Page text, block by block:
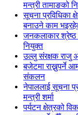
मन्त्री तामाङको
सूचना प्रविधिका
बनाउने काम
जनकलाकार
नियुक्त
उल्लु संरक्षक राजु
बजेटमा राख्नुपर्ने
संकलन
नेपाललाई सूचना
मन्त्री शर्मा
पर्यटन क्षेत्रको